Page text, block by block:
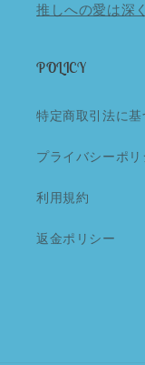
推しへの愛は深く
POLICY
特定商取引法に
プライバシーポリ
利用規約
返金ポリシー